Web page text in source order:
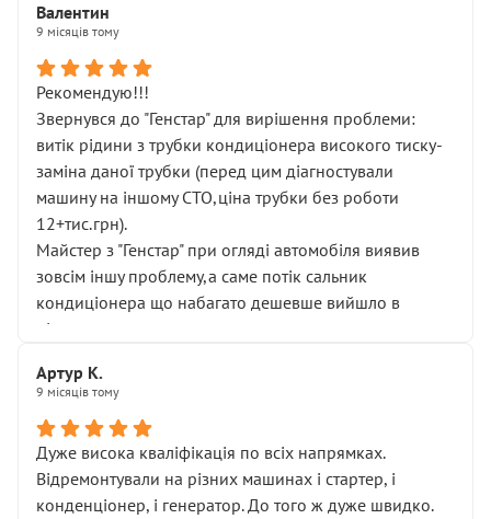
Валентин
9 місяців тому
Рекомендую!!!
Звернувся до "Генстар" для вирішення проблеми:
витік рідини з трубки кондиціонера високого тиску-
заміна даної трубки (перед цим діагностували
машину на іншому СТО,ціна трубки без роботи
12+тис.грн).
Майстер з "Генстар" при огляді автомобіля виявив
зовсім іншу проблему,а саме потік сальник
кондиціонера що набагато дешевше вийшло в
підсумку.
Артур К.
9 місяців тому
Дуже висока кваліфікація по всіх напрямках.
Відремонтували на різних машинах і стартер, і
конденціонер, і генератор. До того ж дуже швидко.